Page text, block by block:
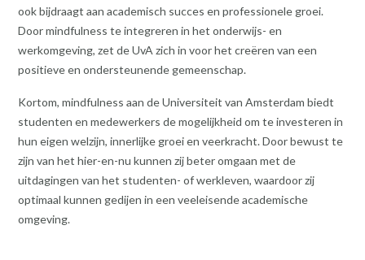
ook bijdraagt aan academisch succes en professionele groei.
Door mindfulness te integreren in het onderwijs- en
werkomgeving, zet de UvA zich in voor het creëren van een
positieve en ondersteunende gemeenschap.
Kortom, mindfulness aan de Universiteit van Amsterdam biedt
studenten en medewerkers de mogelijkheid om te investeren in
hun eigen welzijn, innerlijke groei en veerkracht. Door bewust te
zijn van het hier-en-nu kunnen zij beter omgaan met de
uitdagingen van het studenten- of werkleven, waardoor zij
optimaal kunnen gedijen in een veeleisende academische
omgeving.